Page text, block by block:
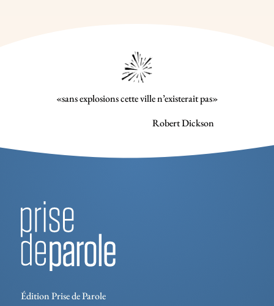
«sans explosions cette ville n’existerait pas»
Robert Dickson
Édition Prise de Parole